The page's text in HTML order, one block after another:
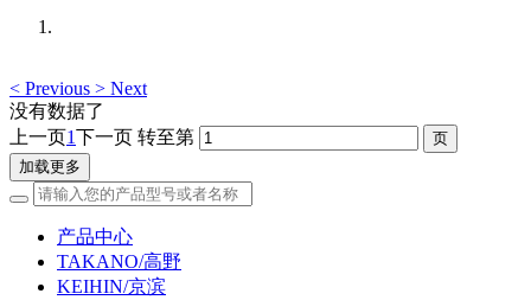
< Previous > Next
没有数据了
上一页1下一页 转至第
加载更多
产品中心
TAKANO/高野
KEIHIN/京滨